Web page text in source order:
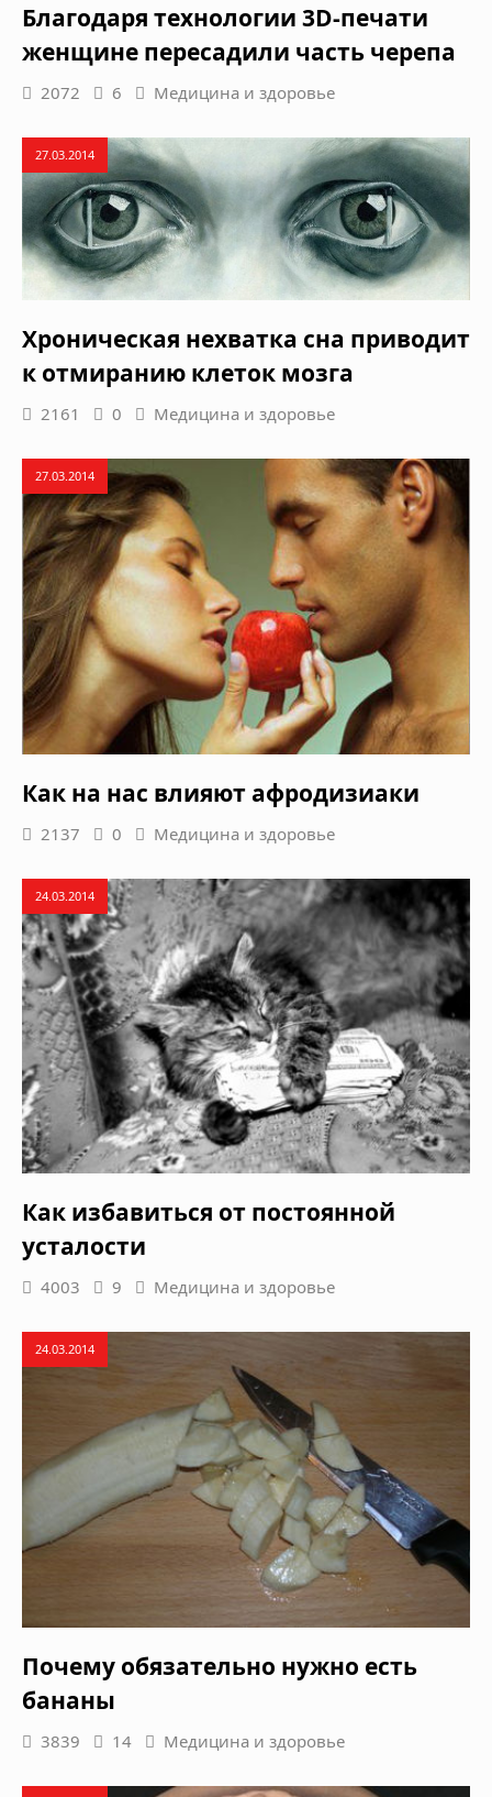
Благодаря технологии 3D-печати
женщине пересадили часть черепа
2072 6 Медицина и здоровье
27.03.2014
Хроническая нехватка сна приводит
к отмиранию клеток мозга
2161 0 Медицина и здоровье
27.03.2014
Как на нас влияют афродизиаки
2137 0 Медицина и здоровье
24.03.2014
Как избавиться от постоянной
усталости
4003 9 Медицина и здоровье
24.03.2014
Почему обязательно нужно есть
бананы
3839 14 Медицина и здоровье